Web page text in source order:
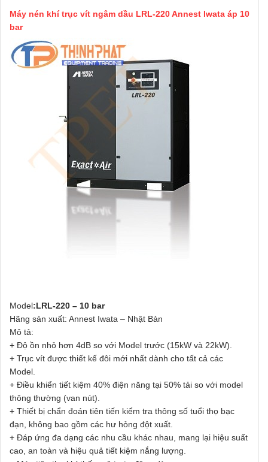
Máy nén khí trục vít ngâm dầu LRL-220 Annest Iwata áp 10
bar
Model:LRL-220 – 10 bar
Hãng sản xuất: Annest Iwata – Nhật Bản
Mô tả:
+ Độ ồn nhỏ hơn 4dB so với Model trước (15kW và 22kW).
+ Trục vít được thiết kế đôi mới nhất dành cho tất cả các
Model.
+ Điều khiển tiết kiệm 40% điện năng tại 50% tải so với model
thông thường (van nút).
+ Thiết bị chẩn đoán tiên tiến kiểm tra thông số tuổi thọ bạc
đạn, không bao gồm các hư hỏng đột xuất.
+ Đáp ứng đa dạng các nhu cầu khác nhau, mang lại hiệu suất
cao, an toàn và hiệu quả tiết kiệm nắng lượng.